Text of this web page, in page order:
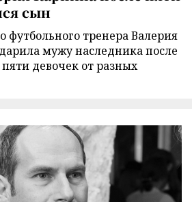
сын
футбольного тренера Валерия
мужу наследника после
девочек от разных